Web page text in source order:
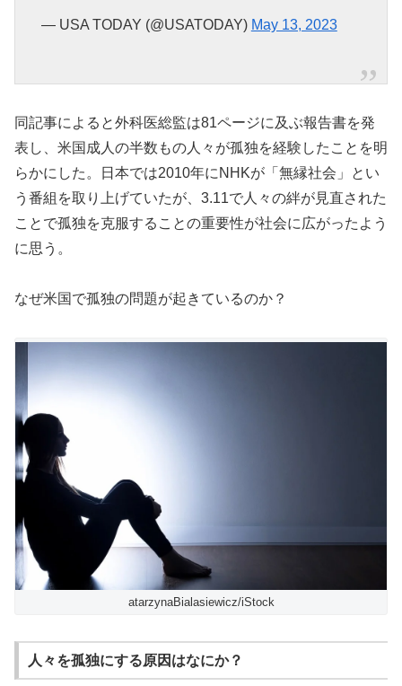
— USA TODAY (@USATODAY) May 13, 2023
同記事によると外科医総監は81ページに及ぶ報告書を発
表し、米国成人の半数もの人々が孤独を経験したことを明
らかにした。日本では2010年にNHKが「無縁社会」とい
う番組を取り上げていたが、3.11で人々の絆が見直された
ことで孤独を克服することの重要性が社会に広がったよう
に思う。
なぜ米国で孤独の問題が起きているのか？
atarzynaBialasiewicz/iStock
人々を孤独にする原因はなにか？